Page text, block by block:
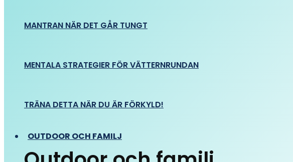
MANTRAN NÄR DET GÅR TUNGT
MENTALA STRATEGIER FÖR VÄTTERNRUNDAN
TRÄNA DETTA NÄR DU ÄR FÖRKYLD!
OUTDOOR OCH FAMILJ